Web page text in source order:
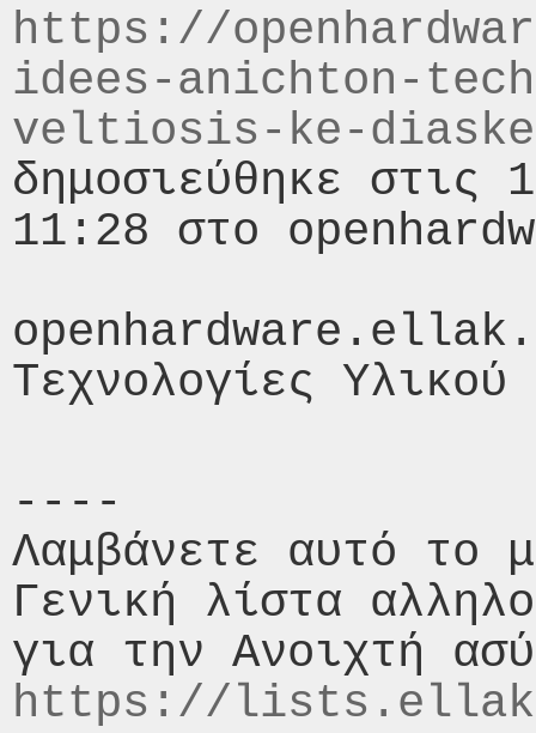
https://
idees-anichton-
veltiosis-ke-
δημοσιεύθηκε στις
11:28 στο
----
Λαμβάνετε αυτό το
Γενική λίστα
https://